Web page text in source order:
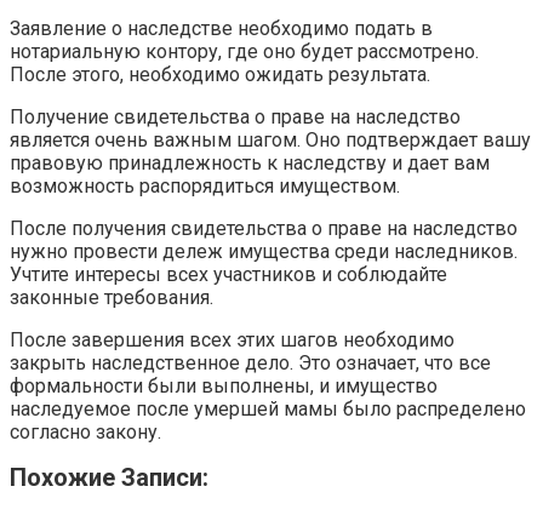
Заявление о наследстве необходимо подать в
нотариальную контору, где оно будет рассмотрено.
После этого, необходимо ожидать результата.
Получение свидетельства о праве на наследство
является очень важным шагом. Оно подтверждает вашу
правовую принадлежность к наследству и дает вам
возможность распорядиться имуществом.
После получения свидетельства о праве на наследство
нужно провести дележ имущества среди наследников.
Учтите интересы всех участников и соблюдайте
законные требования.
После завершения всех этих шагов необходимо
закрыть наследственное дело. Это означает, что все
формальности были выполнены, и имущество
наследуемое после умершей мамы было распределено
согласно закону.
Похожие Записи: